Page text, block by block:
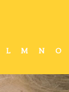
L M N O